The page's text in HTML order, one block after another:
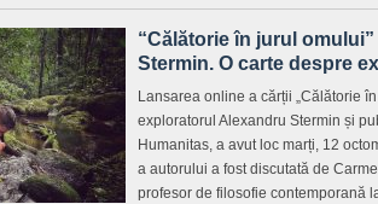
“Călătorie în jurul
Stermin. O carte despre
Lansarea online a cărții „Călătorie
exploratorul Alexandru Stermin și
Humanitas, a avut loc marți, 12
a autorului a fost discutată de
profesor de filosofie contemporană